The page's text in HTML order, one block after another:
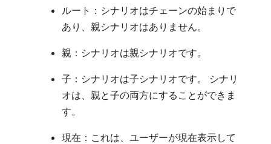
ルート：シナリオはチェーンの始まりで
あり、親シナリオはありません。
親：シナリオは親シナリオです。
子：シナリオは子シナリオです。 シナリ
オは、親と子の両方にすることができま
す。
現在：これは、ユーザーが現在表示して